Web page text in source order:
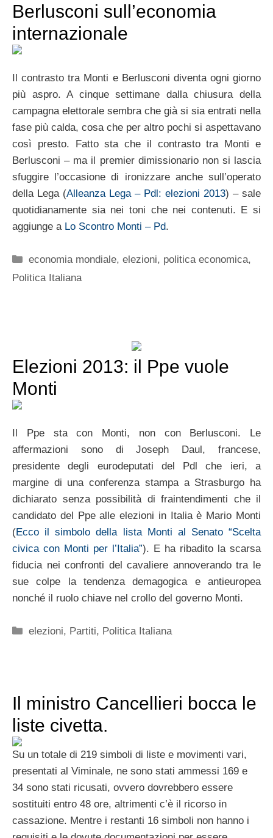
Berlusconi sull’economia
internazionale
Il contrasto tra Monti e Berlusconi diventa ogni giorno
più aspro. A cinque settimane dalla chiusura della
campagna elettorale sembra che già si sia entrati nella
fase più calda, cosa che per altro pochi si aspettavano
così presto. Fatto sta che il contrasto tra Monti e
Berlusconi – ma il premier dimissionario non si lascia
sfuggire l’occasione di ironizzare anche sull’operato
della Lega (Alleanza Lega – Pdl: elezioni 2013) – sale
quotidianamente sia nei toni che nei contenuti. E si
aggiunge a Lo Scontro Monti – Pd.
Categorie
economia mondiale,elezioni, politica economica,
Politica Italiana
Elezioni 2013: il Ppe vuole
Monti
Il Ppe sta con Monti, non con Berlusconi. Le
affermazioni sono di Joseph Daul, francese,
presidente degli eurodeputati del Pdl che ieri, a
margine di una conferenza stampa a Strasburgo ha
dichiarato senza possibilità di fraintendimenti che il
candidato del Ppe alle elezioni in Italia è Mario Monti
(Ecco il simbolo della lista Monti al Senato “Scelta
civica con Monti per l’Italia”). E ha ribadito la scarsa
fiducia nei confronti del cavaliere annoverando tra le
sue colpe la tendenza demagogica e antieuropea
nonché il ruolo chiave nel crollo del governo Monti.
Categorie
elezioni, Partiti, Politica Italiana
Il ministro Cancellieri bocca le
liste civetta.
Su un totale di 219 simboli di liste e movimenti vari,
presentati al Viminale, ne sono stati ammessi 169 e
34 sono stati ricusati, ovvero dovrebbero essere
sostituiti entro 48 ore, altrimenti c’è il ricorso in
cassazione. Mentre i restanti 16 simboli non hanno i